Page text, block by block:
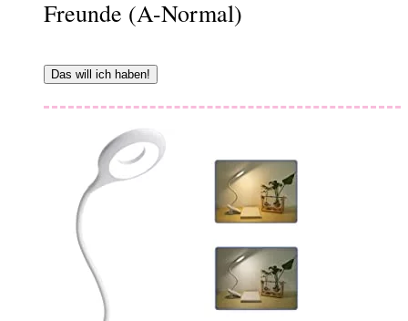
Freunde (A-Normal)
Das will ich haben!